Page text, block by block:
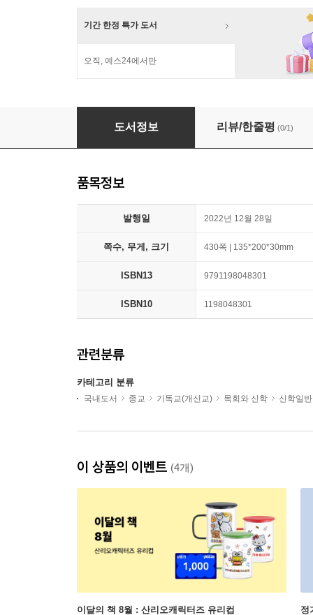
기간 한정 특가 도서
오직, 예스24에서만
뇌와 종교교육
도서정보 리뷰/한줄평 (0/1)
품목정보
발행일 2022년 12월 28일
쪽수, 무게, 크기 430쪽 | 135*200*30mm
ISBN13 9791198048301
ISBN10 1198048301
관련분류
카테고리 분류
국내도서 종교 기독교(개신교) 목회와 신학 신학일반
이 상품의 이벤트 (4개)
이달의 책 8월 : 산리오캐릭터즈 유리컵 정